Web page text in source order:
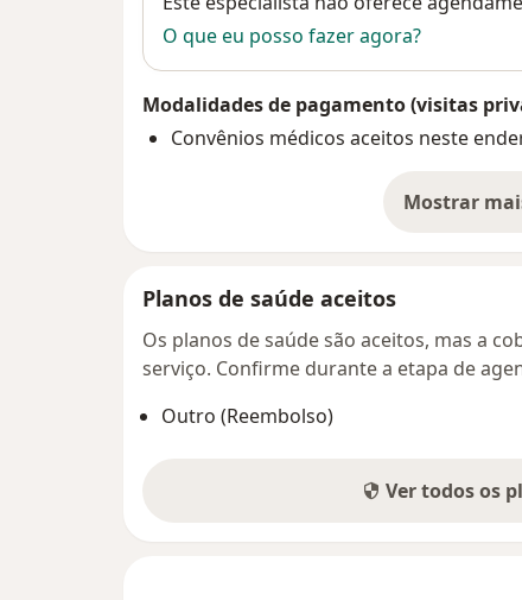
O que eu posso fazer agora?
Modalidades de pagamento (visitas
Convênios médicos aceitos neste
Mostrar
Planos de saúde aceitos
Os planos de saúde são aceitos, mas a
serviço. Confirme durante a etapa de
Outro (Reembolso)
Ver todos os